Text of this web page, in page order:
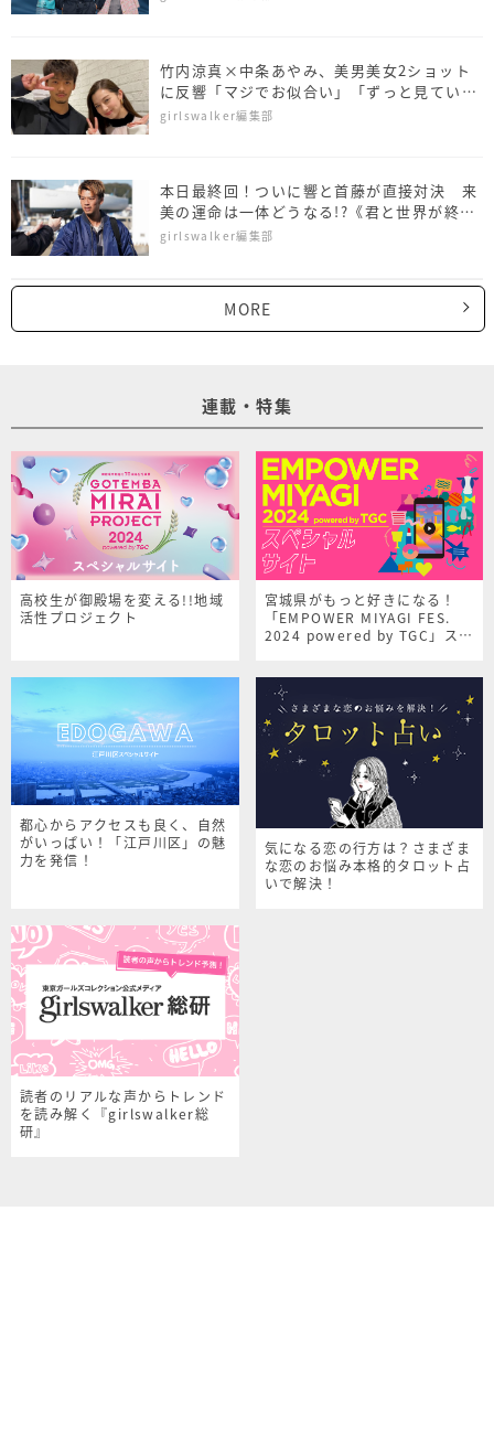
竹内涼真×中条あやみ、美男美女2ショット
に反響「マジでお似合い」「ずっと見ていた
い」
girlswalker編集部
本日最終回！ついに響と首藤が直接対決 来
美の運命は一体どうなる!?《君と世界が終わ
る日に最終回あらすじ》
girlswalker編集部
MORE
連載・特集
高校生が御殿場を変える!!地域
活性プロジェクト
宮城県がもっと好きになる！
「EMPOWER MIYAGI FES.
2024 powered by TGC」スペ
都心からアクセスも良く、自然
がいっぱい！「江戸川区」の魅
力を発信！
気になる恋の行方は？さまざま
な恋のお悩み本格的タロット占
いで解決！
読者のリアルな声からトレンド
を読み解く『girlswalker総
研』